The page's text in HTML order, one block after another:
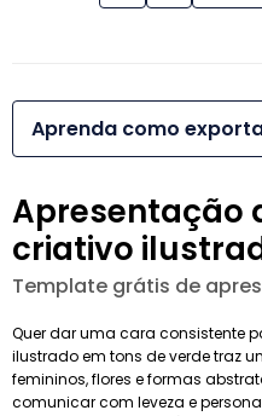
Aprenda como
Apresentação
criativo
Template grátis de
Quer dar uma cara consistente
ilustrado em tons de verde traz
femininos, flores e formas
comunicar com leveza e